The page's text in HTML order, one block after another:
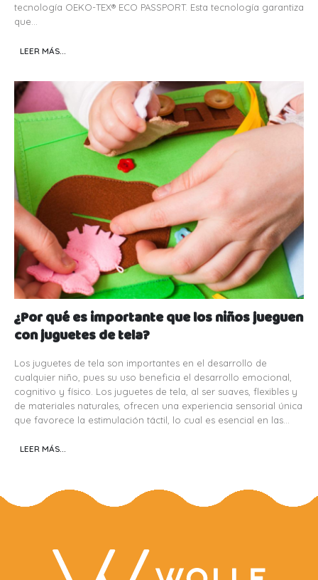
tecnología OEKO-TEX® ECO PASSPORT. Esta tecnología garantiza
que...
LEER MÁS...
¿Por qué es importante que los niños jueguen
con juguetes de tela?
Los juguetes de tela son importantes en el desarrollo de
cualquier niño, pues su uso beneficia el desarrollo emocional,
cognitivo y físico. Los juguetes de tela, al ser suaves, flexibles y
de materiales naturales, ofrecen una experiencia sensorial única
que favorece la estimulación táctil, lo cual es esencial en las...
LEER MÁS...